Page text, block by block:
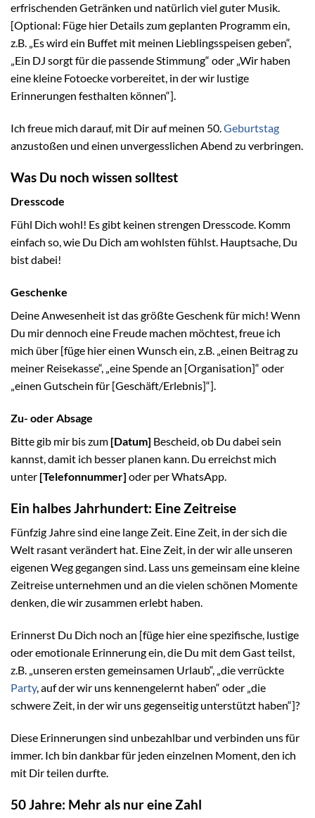
erfrischenden Getränken und natürlich viel guter Musik.
[Optional: Füge hier Details zum geplanten Programm ein,
z.B. „Es wird ein Buffet mit meinen Lieblingsspeisen geben“,
„Ein DJ sorgt für die passende Stimmung“ oder „Wir haben
eine kleine Fotoecke vorbereitet, in der wir lustige
Erinnerungen festhalten können“].
Ich freue mich darauf, mit Dir auf meinen 50.Geburtstag
anzustoßen und einen unvergesslichen Abend zu verbringen.
Was Du noch wissen solltest
Dresscode
Fühl Dich wohl! Es gibt keinen strengen Dresscode. Komm
einfach so, wie Du Dich am wohlsten fühlst. Hauptsache, Du
bist dabei!
Geschenke
Deine Anwesenheit ist das größte Geschenk für mich! Wenn
Du mir dennoch eine Freude machen möchtest, freue ich
mich über [füge hier einen Wunsch ein, z.B. „einen Beitrag zu
meiner Reisekasse“, „eine Spende an [Organisation]“ oder
„einen Gutschein für [Geschäft/Erlebnis]“].
Zu- oder Absage
Bitte gib mir bis zum [Datum] Bescheid, ob Du dabei sein
kannst, damit ich besser planen kann. Du erreichst mich
unter [Telefonnummer] oder per WhatsApp.
Ein halbes Jahrhundert: Eine Zeitreise
Fünfzig Jahre sind eine lange Zeit. Eine Zeit, in der sich die
Welt rasant verändert hat. Eine Zeit, in der wir alle unseren
eigenen Weg gegangen sind. Lass uns gemeinsam eine kleine
Zeitreise unternehmen und an die vielen schönen Momente
denken, die wir zusammen erlebt haben.
Erinnerst Du Dich noch an [füge hier eine spezifische, lustige
oder emotionale Erinnerung ein, die Du mit dem Gast teilst,
z.B. „unseren ersten gemeinsamen Urlaub“, „die verrückte
Party, auf der wir uns kennengelernt haben“ oder „die
schwere Zeit, in der wir uns gegenseitig unterstützt haben“]?
Diese Erinnerungen sind unbezahlbar und verbinden uns für
immer. Ich bin dankbar für jeden einzelnen Moment, den ich
mit Dir teilen durfte.
50 Jahre: Mehr als nur eine Zahl